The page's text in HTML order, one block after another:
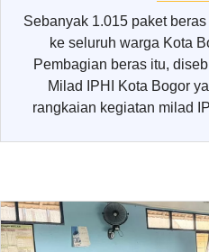
Sebanyak 1.015 paket
ke seluruh warga Kota
Pembagian beras itu,
Milad IPHI Kota Bogor
rangkaian kegiatan milad